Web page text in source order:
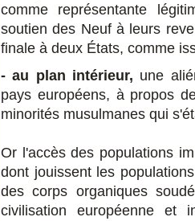
comme représentante
soutien des Neuf à leurs
finale à deux États, comme
- au plan intérieur, une
pays européens, à propos
minorités musulmanes qui
Or l'accès des populations
dont jouissent les
des corps organiques
civilisation européenne et